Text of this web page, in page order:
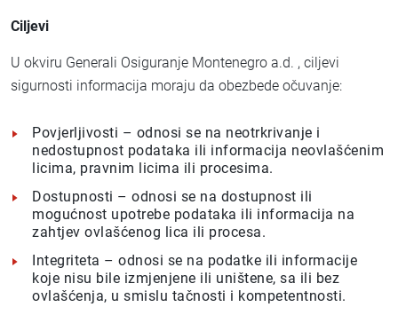
Ciljevi
U okviru Generali Osiguranje Montenegro a.d. , ciljevi
sigurnosti informacija moraju da obezbede očuvanje:
Povjerljivosti – odnosi se na neotrkrivanje i
nedostupnost podataka ili informacija neovlašćenim
licima, pravnim licima ili procesima.
Dostupnosti – odnosi se na dostupnost ili
mogućnost upotrebe podataka ili informacija na
zahtjev ovlašćenog lica ili procesa.
Integriteta – odnosi se na podatke ili informacije
koje nisu bile izmjenjene ili uništene, sa ili bez
ovlašćenja, u smislu tačnosti i kompetentnosti.